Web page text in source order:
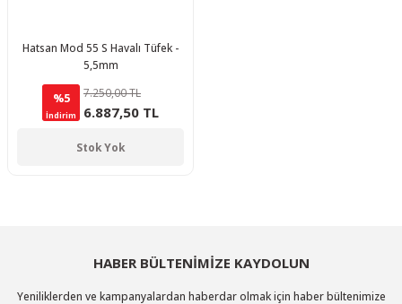
Hatsan Mod 55 S Havalı Tüfek -
5,5mm
%5
İndirim
7.250,00 TL
6.887,50 TL
Stok Yok
HABER BÜLTENİMİZE KAYDOLUN
Yeniliklerden ve kampanyalardan haberdar olmak için haber bültenimize